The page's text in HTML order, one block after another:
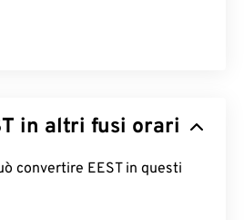
in altri fusi orari
convertire EEST in questi